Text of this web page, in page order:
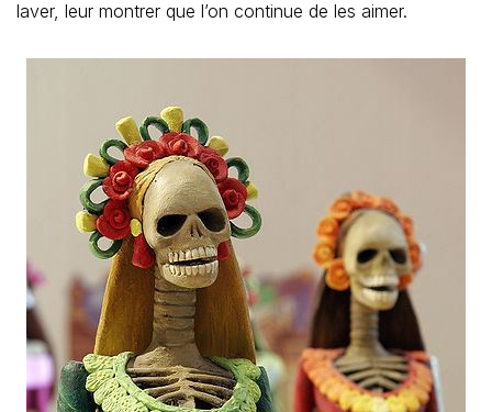
laver, leur montrer que l’on continue de les aimer.